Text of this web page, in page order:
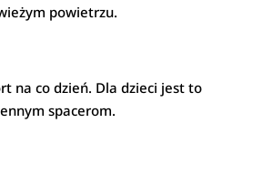
powietrzu.
na co dzień. Dla dzieci jest to
spacerom.